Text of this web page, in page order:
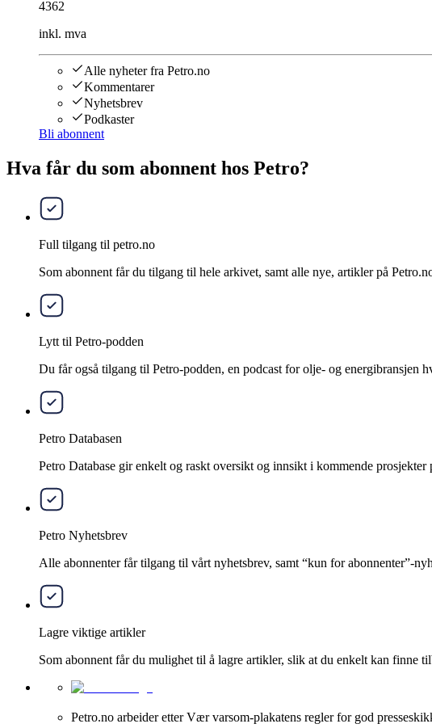
4362
inkl. mva
Alle nyheter fra Petro.no
Kommentarer
Nyhetsbrev
Podkaster
Bli abonnent
Hva får du som abonnent hos Petro?
Full tilgang til petro.no
Som abonnent får du tilgang til hele arkivet, samt alle nye, artikler på
Lytt til Petro-podden
Du får også tilgang til Petro-podden, en podcast for olje- og energibransjen
Petro Databasen
Petro Database gir enkelt og raskt oversikt og innsikt i kommende
Petro Nyhetsbrev
Alle abonnenter får tilgang til vårt nyhetsbrev, samt “kun for abonnenter”-
Lagre viktige artikler
Som abonnent får du mulighet til å lagre artikler, slik at du enkelt kan finne
Petro.no arbeider etter Vær varsom-plakatens regler for god